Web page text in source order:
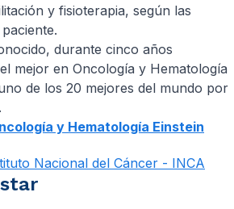
y fisioterapia, según las
durante cinco años
mejor en Oncología y Hematología
de los 20 mejores del mundo por
y Hematología Einstein
Nacional del Cáncer - INCA